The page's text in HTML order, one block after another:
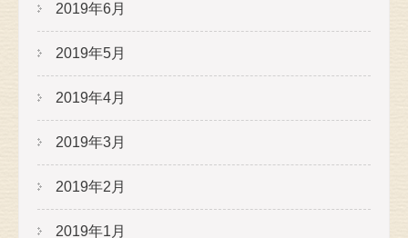
2019年6月
2019年5月
2019年4月
2019年3月
2019年2月
2019年1月